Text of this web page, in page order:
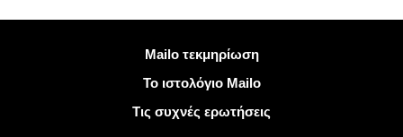
Περισσότερες πληροφορίεςMailo τεκμηρίωση
Το ιστολόγιο Mailo
Τις συχνές ερωτήσεις